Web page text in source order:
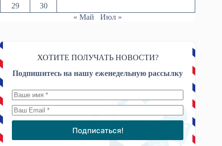
29
30
« Май
Июл »
ХОТИТЕ ПОЛУЧАТЬ НОВОСТИ?
Подпишитесь на нашу еженедельную рассылку
Подписаться!